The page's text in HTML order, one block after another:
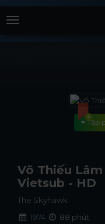
Menu
Tập
Võ Thiếu
Vietsub - HD
The Skyhawk
1974
88 phút